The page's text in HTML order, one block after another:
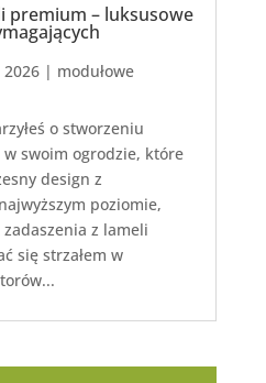
premium – luksusowe
| modułowe
o stworzeniu
swoim ogrodzie, które
design z
poziomie,
z lameli
się strzałem w